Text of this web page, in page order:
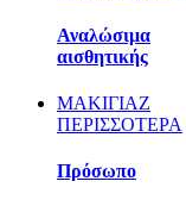
Αναλώσιμα
αισθητικής
ΜΑΚΙΓΙΑΖ
ΠΕΡΙΣΣΟΤΕΡΑ
Πρόσωπο